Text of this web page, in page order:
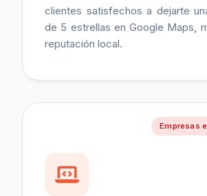
clientes satisfechos a dejarte
de 5 estrellas en Google Maps,
reputación local.
Empresas